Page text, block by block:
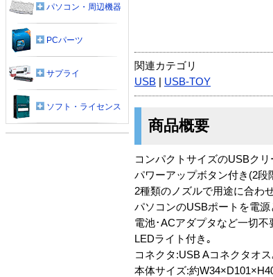
関連カテゴリ
USB
USB-TOY
商品概要
コンパクトサイズのUSBクリ
パワーアップボタン付き(2段
2種類のノズルで用途に合わ
パソコンのUSBポートを電源
電池･ACアダプタなど一切不
LEDライト付き｡
コネクタ:USB Aコネクタオス
本体サイズ:約
パソコン・周辺機器
PCパーツ
サプライ
ソフト・ライセンス